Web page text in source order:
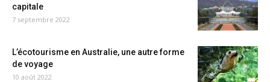
capitale
7 septembre 2022
L’écotourisme en Australie, une autre forme
de voyage
10 août 2022